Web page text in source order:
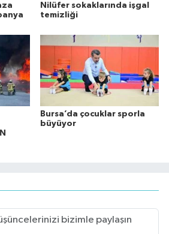
Nilüfer sokaklarında işgal
temizliği
Bursa’da çocuklar sporla
büyüyor